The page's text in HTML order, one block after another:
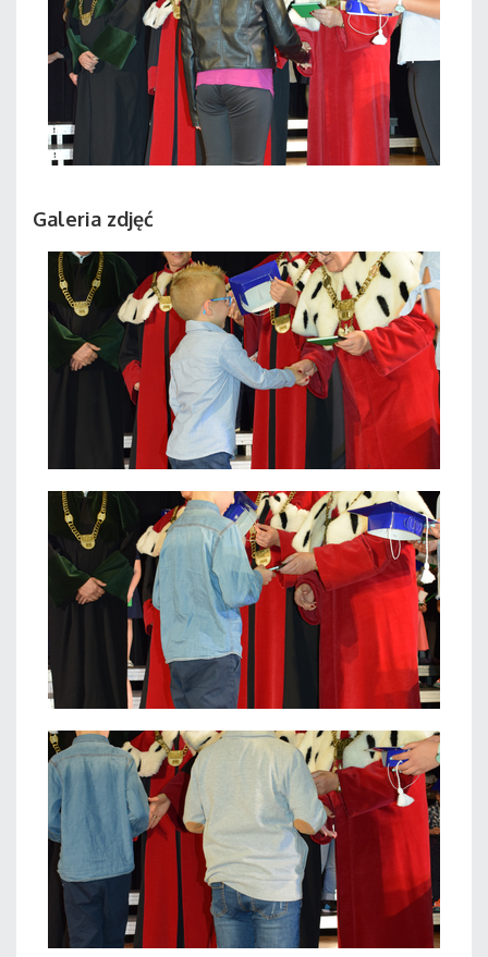
Galeria zdjęć